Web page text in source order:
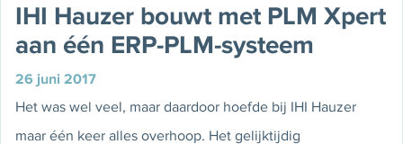
IHI Hauzer bouwt met PLM Xpert
aan één ERP-PLM-systeem
26 juni 2017
Het was wel veel, maar daardoor hoefde bij IHI Hauzer
maar één keer alles overhoop. Het gelijktijdig